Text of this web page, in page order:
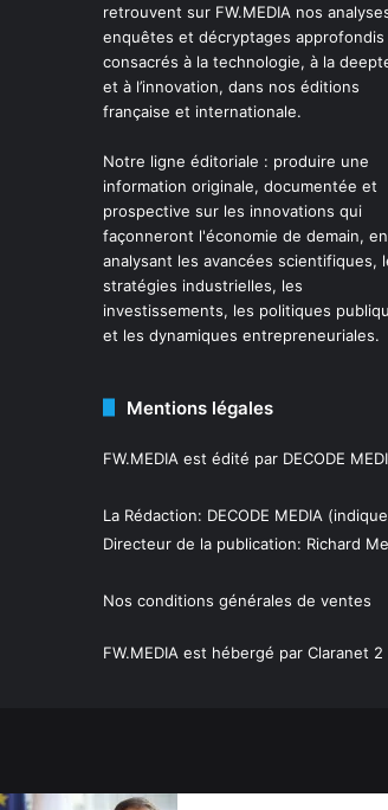
retrouvent sur FW.MEDIA nos
enquêtes et décryptages approfondis
consacrés à la technologie, à la
et à l’innovation, dans nos éditions
française et internationale.
Notre ligne éditoriale : produire une
information originale, documentée et
prospective sur les innovations qui
façonneront l'économie de demain, en
analysant les avancées scientifiques,
stratégies industrielles, les
investissements, les politiques
et les dynamiques entrepreneuriales.
Mentions légales
FW.MEDIA est édité par DECODE
La Rédaction: DECODE MEDIA
Directeur de la publication: Richard
Nos conditions générales de ventes
FW.MEDIA est hébergé par Claranet